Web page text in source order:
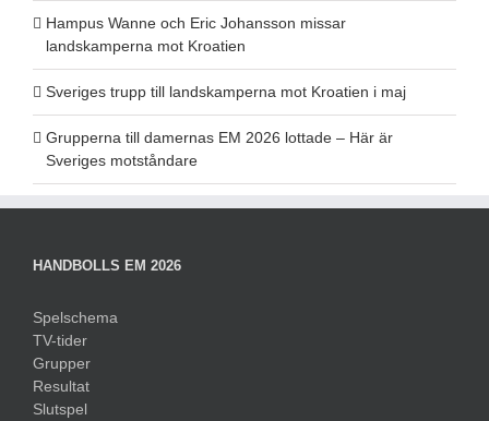
Hampus Wanne och Eric Johansson missar
landskamperna mot Kroatien
Sveriges trupp till landskamperna mot Kroatien i maj
Grupperna till damernas EM 2026 lottade – Här är
Sveriges motståndare
HANDBOLLS EM 2026
Spelschema
TV-tider
Grupper
Resultat
Slutspel